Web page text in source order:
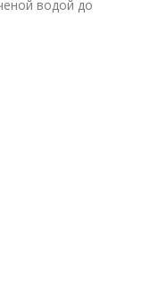
водой до